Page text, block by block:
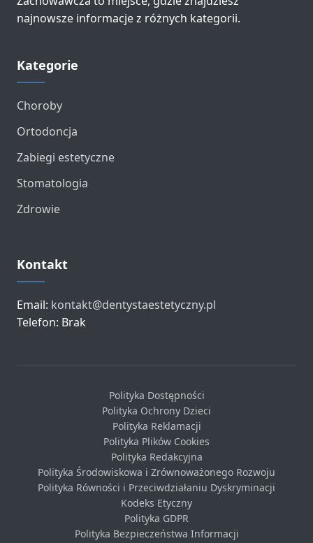
najnowsze informacje z różnych kategorii.
Kategorie
Choroby
Ortodoncja
Zabiegi estetyczne
Stomatologia
Zdrowie
Kontakt
Email: kontakt@dentystaestetyczny.pl
Telefon: Brak
Polityka Dostępności
Polityka Ochrony Dzieci
Polityka Reklamacji
Polityka Plików Cookies
Polityka Redakcyjna
Polityka Środowiskowa i Zrównoważonego Rozwoju
Polityka Równości i Przeciwdziałaniu Dyskryminacji
Kodeks Etyczny
Polityka GDPR
Polityka Bezpieczeństwa Informacji